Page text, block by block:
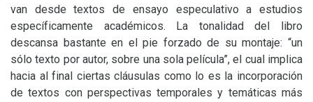
van desde textos de ensayo especulativo a estudios
específicamente académicos. La tonalidad del libro
descansa bastante en el pie forzado de su montaje: “un
sólo texto por autor, sobre una sola película”, el cual implica
hacia al final ciertas cláusulas como lo es la incorporación
de textos con perspectivas temporales y temáticas más